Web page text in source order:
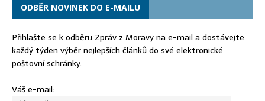
ODBĚR NOVINEK DO E-MAILU
Přihlašte se k odběru Zpráv z Moravy na e-mail a dostávejte
každý týden výběr nejlepších článků do své elektronické
poštovní schránky.
Váš e-mail: